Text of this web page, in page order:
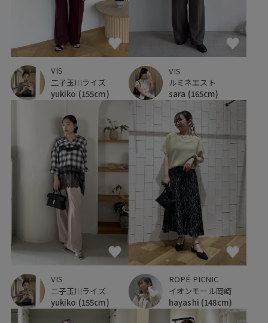
VIS
二子玉川ライズ
yukiko (155cm)
VIS
ルミネエスト
sara (165cm)
VIS
二子玉川ライズ
yukiko (155cm)
ROPÉ PICNIC
イオンモール岡崎
hayashi (148cm)